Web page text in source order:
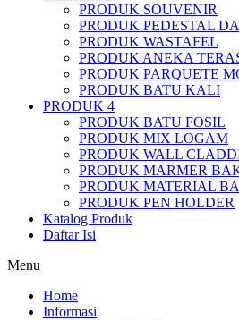
PRODUK SOUVENIR
PRODUK PEDESTAL
PRODUK WASTAFEL
PRODUK ANEKA
PRODUK PARQUETE
PRODUK BATU KALI
PRODUK 4
PRODUK BATU FOSIL
PRODUK MIX LOGAM
PRODUK WALL
PRODUK MARMER
PRODUK MATERIAL
PRODUK PEN HOLDER
Katalog Produk
Daftar Isi
Menu
Home
Informasi